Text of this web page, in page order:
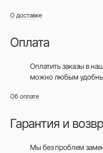
О доставке
Оплата
Оплатить заказы в
можно любым
Об оплате
Гарантия и
Мы без проблем